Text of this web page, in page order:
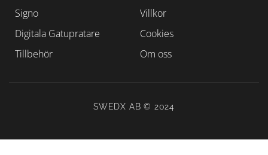
Villkor
Cookies
Om oss
Signo
Digitala Gatupratare
Tillbehör
SWEDX AB © 2024